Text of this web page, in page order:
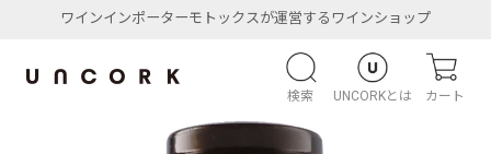
ワインインポーターモトックスが運営するワインショップ
検索 UNCORKとは カート